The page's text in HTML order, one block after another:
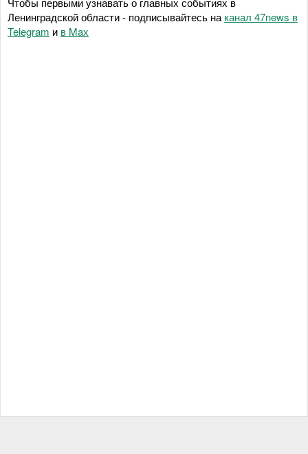
Ленинградской области - подписывайтесь на канал 47news в
Telegram и в Maх